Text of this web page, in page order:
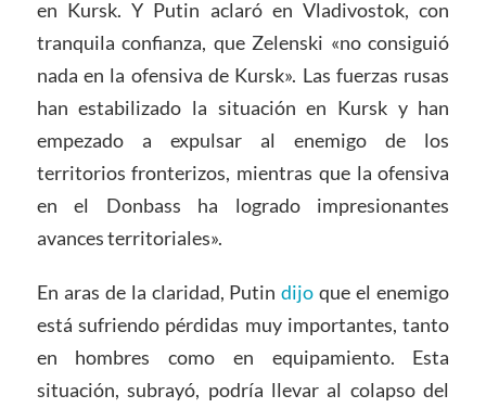
en Kursk. Y Putin aclaró en Vladivostok, con
tranquila confianza, que Zelenski «no consiguió
nada en la ofensiva de Kursk». Las fuerzas rusas
han estabilizado la situación en Kursk y han
empezado a expulsar al enemigo de los
territorios fronterizos, mientras que la ofensiva
en el Donbass ha logrado impresionantes
avances territoriales».
En aras de la claridad, Putindijo que el enemigo
está sufriendo pérdidas muy importantes, tanto
en hombres como en equipamiento. Esta
situación, subrayó, podría llevar al colapso del